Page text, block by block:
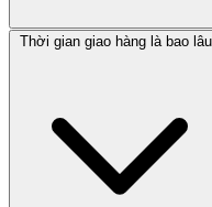
Thời gian giao hàng là bao